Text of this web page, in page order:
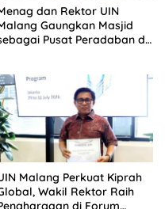
dan Rektor UIN
Gaungkan Masjid
Pusat Peradaban di
Malang Perkuat Kiprah
Wakil Rektor Raih
di Forum